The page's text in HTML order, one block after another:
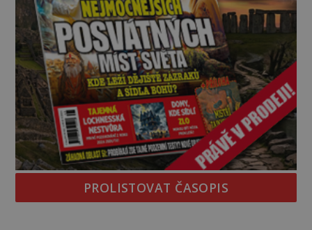
PROLISTOVAT ČASOPIS